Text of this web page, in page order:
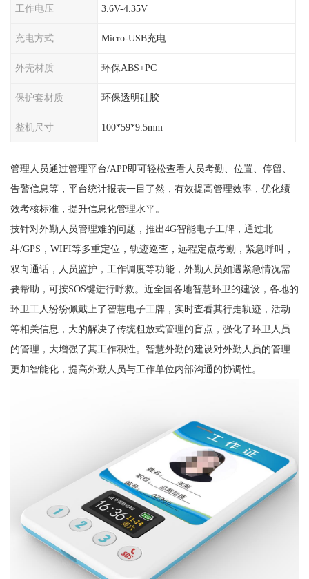
工作电压 3.6V-4.35V
充电方式 Micro-USB充电
外壳材质 环保ABS+PC
保护套材质 环保透明硅胶
整机尺寸 100*59*9.5mm
管理人员通过管理平台/APP即可轻松查看人员考勤、位置、停留、
告警信息等，平台统计报表一目了然，有效提高管理效率，优化绩
效考核标准，提升信息化管理水平。
技针对外勤人员管理难的问题，推出4G智能电子工牌，通过北
斗/GPS，WIFI等多重定位，轨迹巡查，远程定点考勤，紧急呼叫，
双向通话，人员监护，工作调度等功能，外勤人员如遇紧急情况需
要帮助，可按SOS键进行呼救。近全国各地智慧环卫的建设，各地的
环卫工人纷纷佩戴上了智慧电子工牌，实时查看其行走轨迹，活动
等相关信息，大的解决了传统粗放式管理的盲点，强化了环卫人员
的管理，大增强了其工作积性。智慧外勤的建设对外勤人员的管理
更加智能化，提高外勤人员与工作单位内部沟通的协调性。